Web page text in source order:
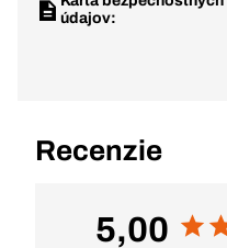
údajov:
Recenzie
5,00